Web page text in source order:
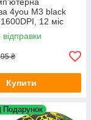
4you M3 black
12 міс
₴
Купити
Подарунок